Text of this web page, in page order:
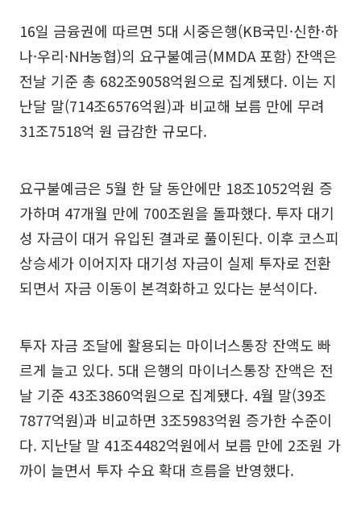
16일 금융권에 따르면 5대 시중은행(KB국민·신한·하
나·우리·NH농협)의 요구불예금(MMDA 포함) 잔액은
전날 기준 총 682조9058억원으로 집계됐다. 이는 지
난달 말(714조6576억원)과 비교해 보름 만에 무려
31조7518억 원 급감한 규모다.
요구불예금은 5월 한 달 동안에만 18조1052억원 증
가하며 47개월 만에 700조원을 돌파했다. 투자 대기
성 자금이 대거 유입된 결과로 풀이된다. 이후 코스피
상승세가 이어지자 대기성 자금이 실제 투자로 전환
되면서 자금 이동이 본격화하고 있다는 분석이다.
투자 자금 조달에 활용되는 마이너스통장 잔액도 빠
르게 늘고 있다. 5대 은행의 마이너스통장 잔액은 전
날 기준 43조3860억원으로 집계됐다. 4월 말(39조
7877억원)과 비교하면 3조5983억원 증가한 수준이
다. 지난달 말 41조4482억원에서 보름 만에 2조원 가
까이 늘면서 투자 수요 확대 흐름을 반영했다.